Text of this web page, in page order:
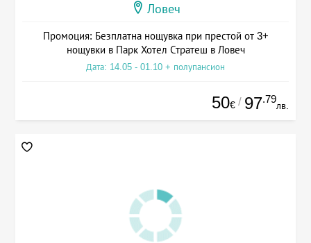
Ловеч
Промоция: Безплатна нощувка при престой от 3+
нощувки в Парк Хотел Стратеш в Ловеч
Дата: 14.05 - 01.10 + полупансион
50€ / 97.79
лв.